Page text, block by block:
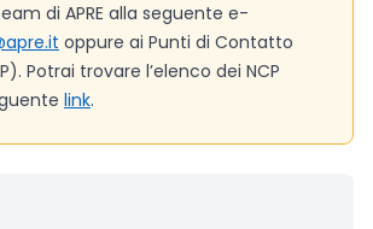
di APRE alla seguente e-
oppure ai Punti di Contatto
Potrai trovare l’elenco dei NCP
link.